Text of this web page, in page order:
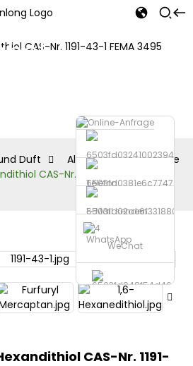
Telefon
E-Mail senden
WhatsApp
WeChat
Duft
Alkohol-Aldehyd-Reihe
CAS-Nr. 1191-43-1 FEMA
CAS-Nr. 1191-